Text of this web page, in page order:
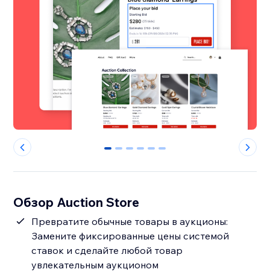
0 1 2 3 4 5
Обзор Auction Store
Превратите обычные товары в аукционы:
Замените фиксированные цены системой
ставок и сделайте любой товар
увлекательным аукционом